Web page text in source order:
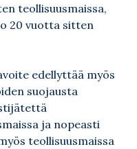
teollisuusmaissa,
20 vuotta sitten
edellyttää myös
suojausta
ja nopeasti
teollisuusmaissa